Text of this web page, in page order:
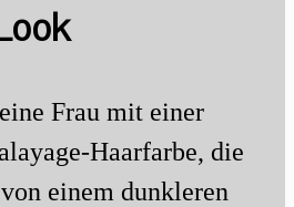
Frau mit einer
Haarfarbe, die
einem dunkleren